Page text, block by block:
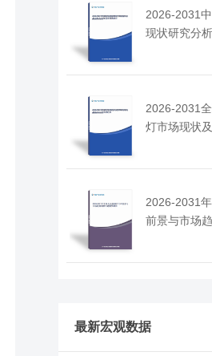
2026-2031
现状研究分
2026-2031
灯市场现状
2026-2031
前景与市场
最新宏观数据